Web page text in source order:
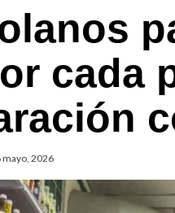
cada
mayo, 2026